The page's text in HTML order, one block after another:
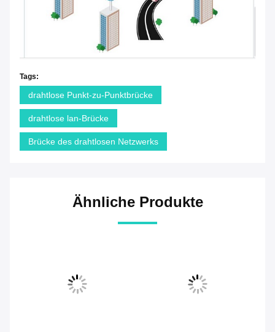
Tags:
drahtlose Punkt-zu-Punktbrücke
drahtlose lan-Brücke
Brücke des drahtlosen Netzwerks
Ähnliche Produkte